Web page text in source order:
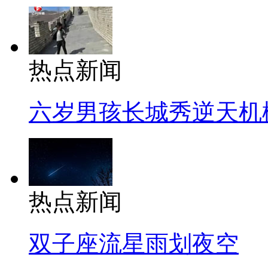
热点新闻
六岁男孩长城秀逆天机
热点新闻
双子座流星雨划夜空